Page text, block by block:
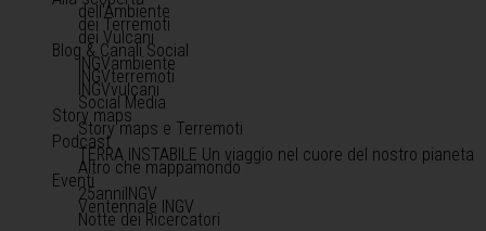
dell'Ambiente
dei Terremoti
dei Vulcani
Blog & Canali Social
INGVambiente
INGVterremoti
INGVvulcani
Social Media
Story maps
Story maps e Terremoti
Podcast
TERRA INSTABILE Un viaggio nel cuore del nostro pianeta
Altro che mappamondo
Eventi
25anniINGV
Ventennale INGV
Notte dei Ricercatori